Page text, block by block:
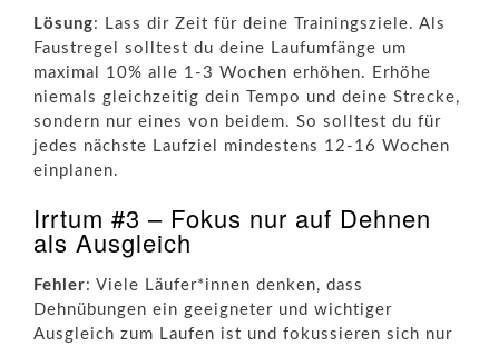
Lösung: Lass dir Zeit für deine Trainingsziele. Als
Faustregel solltest du deine Laufumfänge um
maximal 10% alle 1-3 Wochen erhöhen. Erhöhe
niemals gleichzeitig dein Tempo und deine Strecke,
sondern nur eines von beidem. So solltest du für
jedes nächste Laufziel mindestens 12-16 Wochen
einplanen.
Irrtum #3 – Fokus nur auf Dehnen
als Ausgleich
Fehler: Viele Läufer*innen denken, dass
Dehnübungen ein geeigneter und wichtiger
Ausgleich zum Laufen ist und fokussieren sich nur